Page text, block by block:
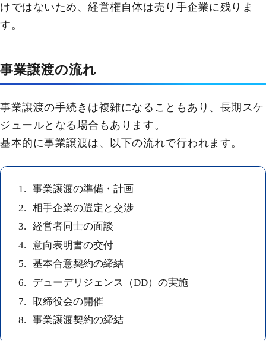
けではないため、経営権自体は売り手企業に残りま
す。
事業譲渡の流れ
事業譲渡の手続きは複雑になることもあり、長期スケ
ジュールとなる場合もあります。
基本的に事業譲渡は、以下の流れで行われます。
事業譲渡の準備・計画
相手企業の選定と交渉
経営者同士の面談
意向表明書の交付
基本合意契約の締結
デューデリジェンス（DD）の実施
取締役会の開催
事業譲渡契約の締結